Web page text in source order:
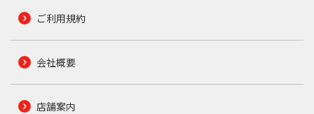
ご利用規約
会社概要
店舗案内